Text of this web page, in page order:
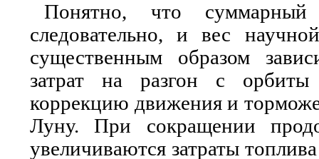
Понятно, что
следовательно, и вес
существенным образом
затрат на разгон с
коррекцию движения и
Луну. При сокращении
увеличиваются затраты